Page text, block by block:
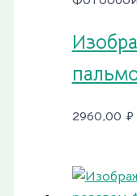
2960,00 ₽